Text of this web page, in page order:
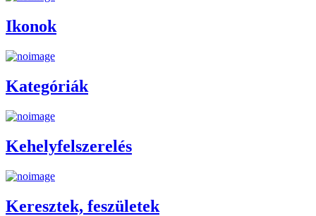
Ikonok
Kategóriák
Kehelyfelszerelés
Keresztek, feszületek